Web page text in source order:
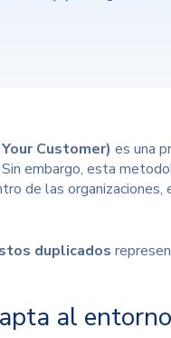
Customer) es una
embargo, esta
de las
duplicados
al